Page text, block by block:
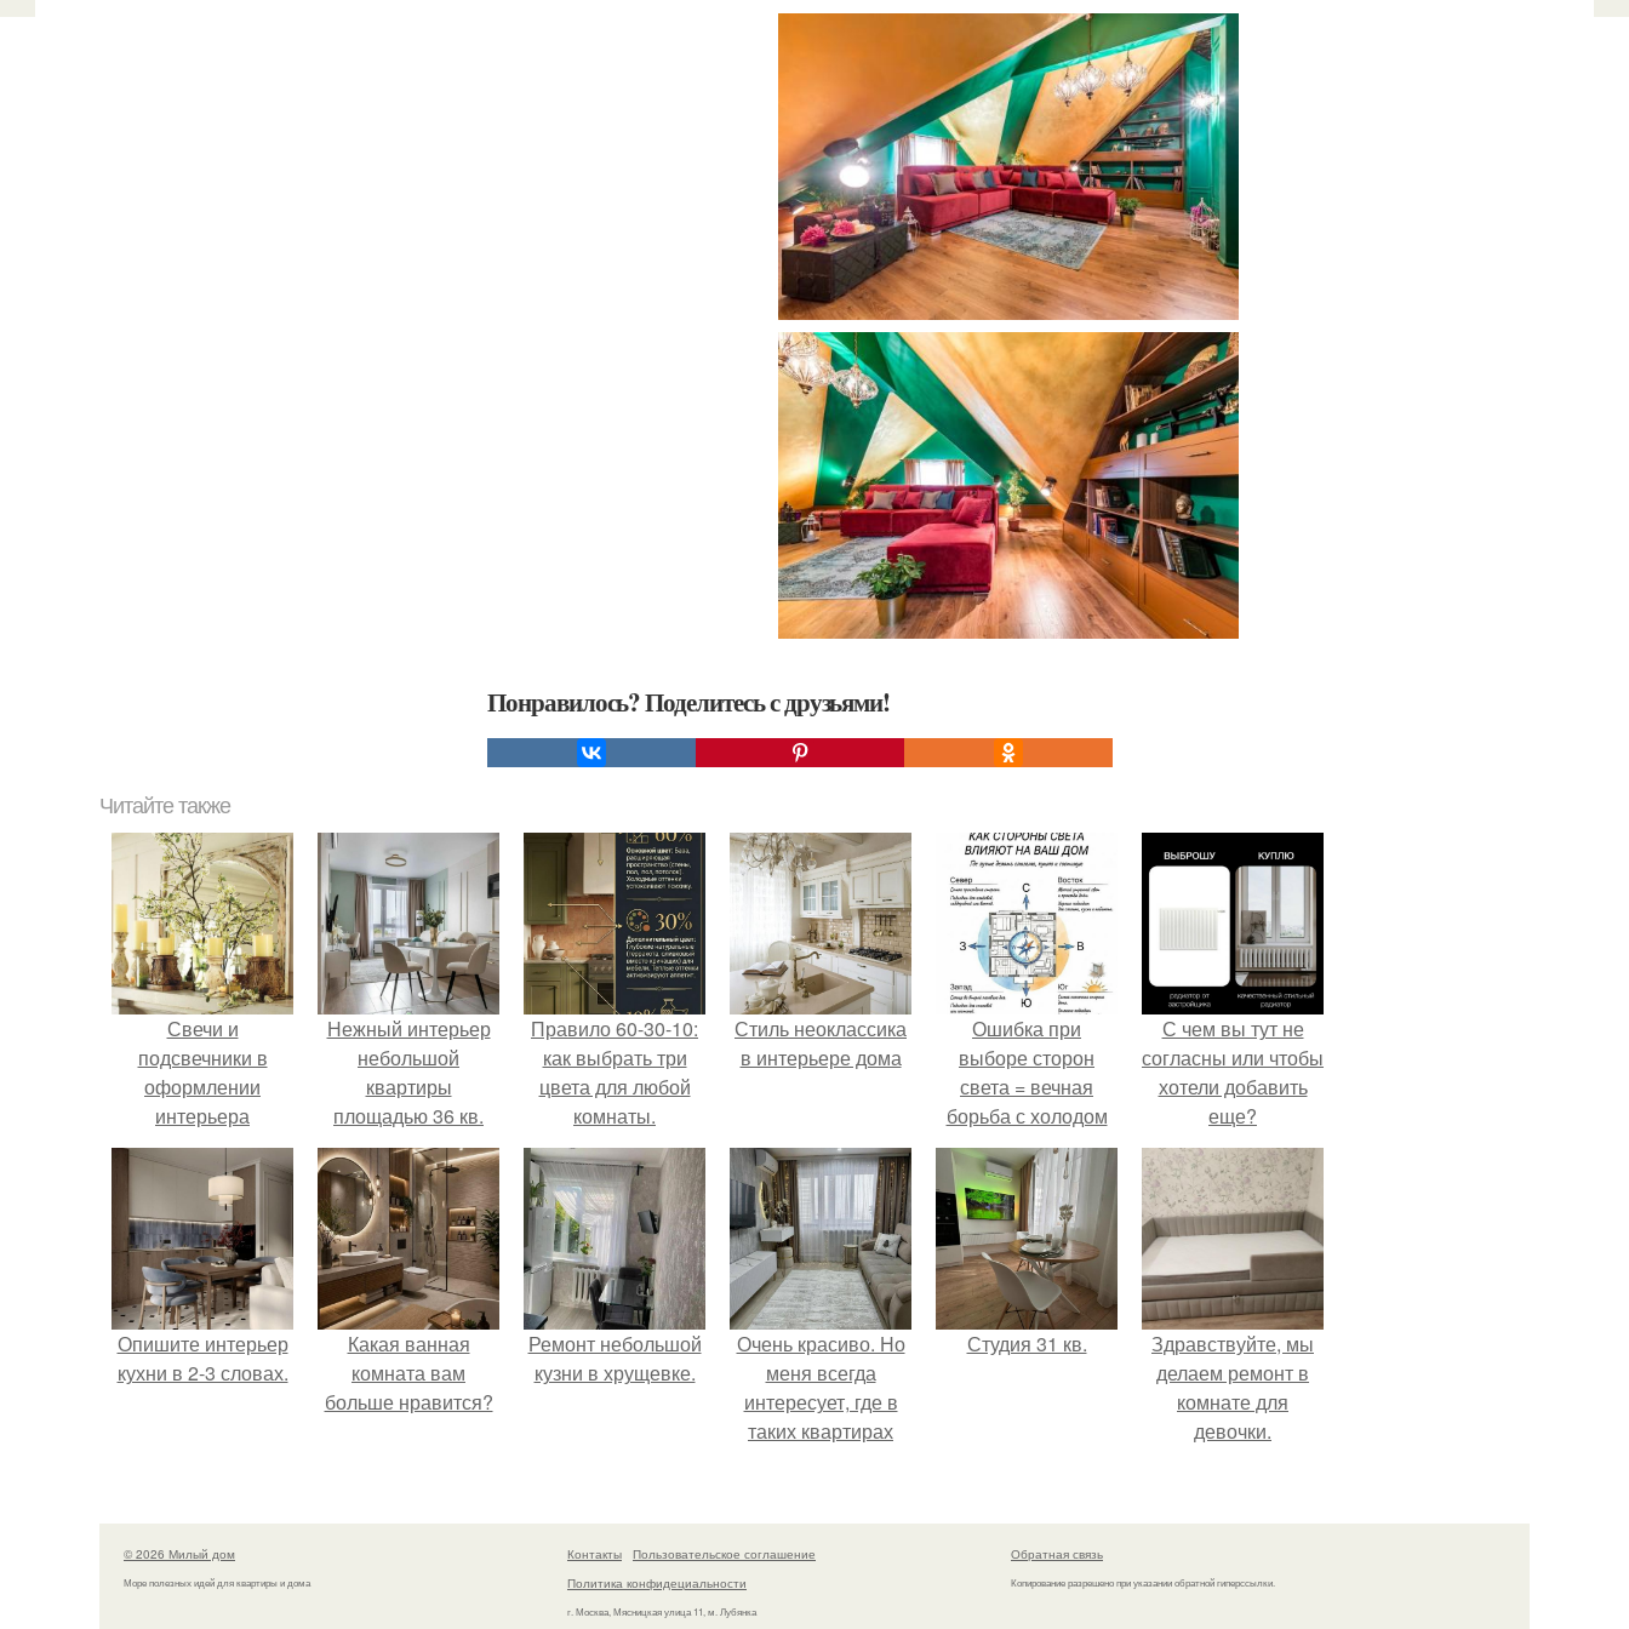
Понравилось? Поделитесь с друзьями!
Читайте также
Свечи и
подсвечники в
оформлении
интерьера
Нежный интерьер
небольшой
квартиры
площадью 36 кв.
Правило 60-30-10:
как выбрать три
цвета для любой
комнаты.
Стиль неоклассика
в интерьере дома
Ошибка при
выборе сторон
света = вечная
борьба с холодом
или светом.
С чем вы тут не
согласны или чтобы
хотели добавить
еще?
Опишите интерьер
кухни в 2-3 словах.
Какая ванная
комната вам
больше нравится?
Ремонт небольшой
кузни в хрущевке.
Очень красиво. Но
меня всегда
интересует, где в
таких квартирах
Студия 31 кв.
Здравствуйте, мы
делаем ремонт в
комнате для
девочки.
© 2026 Милый дом
Море полезных идей для квартиры и дома
Контакты
Пользовательское соглашение
Политика конфидециальности
г. Москва, Мясницкая улица 11, м. Лубянка
Обратная связь
Копирование разрешено при указании обратной гиперссылки.